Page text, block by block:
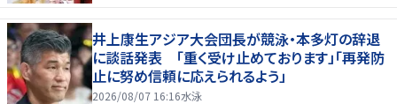
井上康生アジア大会団長が競泳・本多灯の辞退
に談話発表 「重く受け止めております」「再発防
止に努め信頼に応えられるよう」
2026/08/07 16:16水泳